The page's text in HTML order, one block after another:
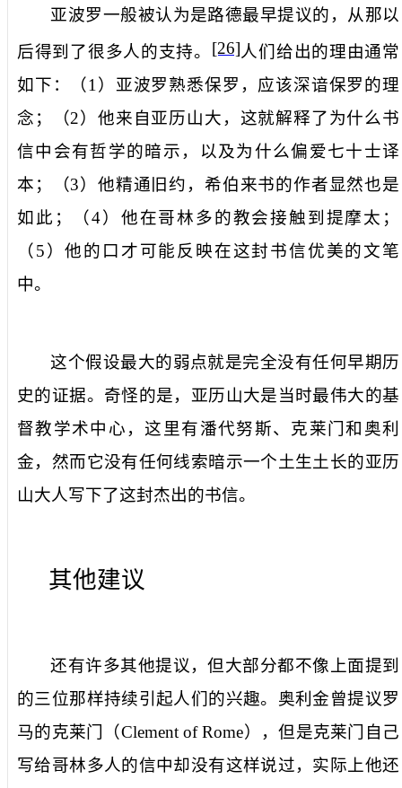
亚波罗一般被认为是路德最早提议的，从那以
后得到了很多人的支持。 [26]人们给出的理由通常
如下：（1）亚波罗熟悉保罗，应该深谙保罗的理
念；（2）他来自亚历山大，这就解释了为什么书
信中会有哲学的暗示，以及为什么偏爱七十士译
本；（3）他精通旧约，希伯来书的作者显然也是
如此；（4）他在哥林多的教会接触到提摩太；
（ 5 ）他的口才可能反映在这封书信优美的文笔
中。
这个假设最大的弱点就是完全没有任何早期历
史的证据。奇怪的是，亚历山大是当时最伟大的基
督教学术中心，这里有潘代努斯、克莱门和奥利
金，然而它没有任何线索暗示一个土生土长的亚历
山大人写下了这封杰出的书信。
其他建议
还有许多其他提议，但大部分都不像上面提到
的三位那样持续引起人们的兴趣。奥利金曾提议罗
马的克莱门（Clement of Rome）
，但是克莱门自己
写给哥林多人的信中却没有这样说过，实际上他还